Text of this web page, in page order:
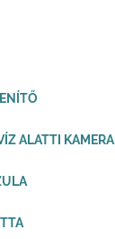
ALATTI KAMERA